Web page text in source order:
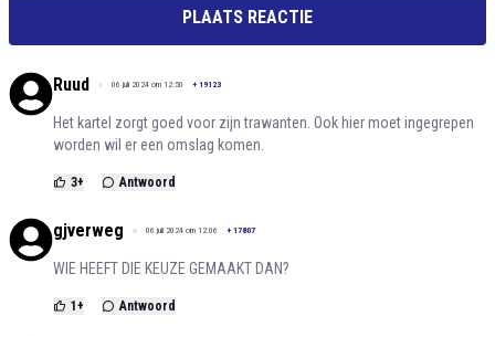
PLAATS REACTIE
Ruud 06 juli 2024 om 12:50 + 19123
Het kartel zorgt goed voor zijn trawanten. Ook hier moet ingegrepen
worden wil er een omslag komen.
3+ Antwoord
gjverweg 06 juli 2024 om 12:06 + 17807
WIE HEEFT DIE KEUZE GEMAAKT DAN?
1 + Antwoord